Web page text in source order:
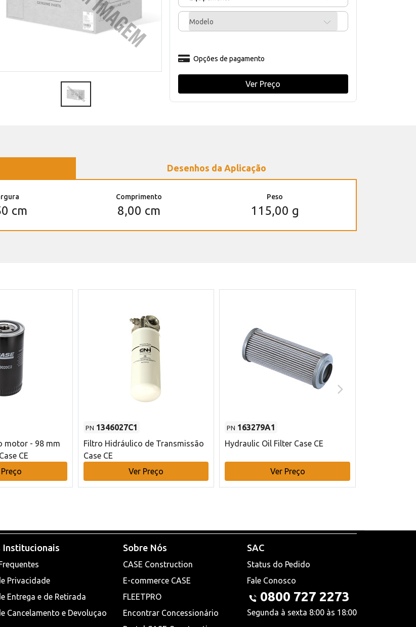
Modelo
Opções de pagamento
Ver Preço
Desenhos da Aplicação
cm
Comprimento
8,00 cm
Peso
115,00 g
motor - 98 mm
CE
PN 1346027C1
Filtro Hidráulico de Transmissão
Case CE
Ver Preço
PN 163279A1
Hydraulic Oil Filter Case CE
Ver Preço
Institucionais
Privacidade
Entrega e de Retirada
Cancelamento e Devoluçao
Sobre Nós
CASE Construction
E-commerce CASE
FLEETPRO
Encontrar Concessionário
SAC
Status do Pedido
Fale Conosco
0800 727 2273
Segunda à sexta 8:00 às 18:00